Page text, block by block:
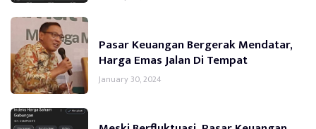
Pasar Keuangan Bergerak Mendatar,
Harga Emas Jalan Di Tempat
January 30, 2024